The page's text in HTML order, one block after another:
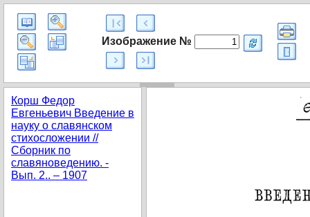
Изображение №
Корш Федор
Евгеньевич Введение в
науку о славянском
стихосложении //
Сборник по
славяноведению. -
Вып. 2.. – 1907